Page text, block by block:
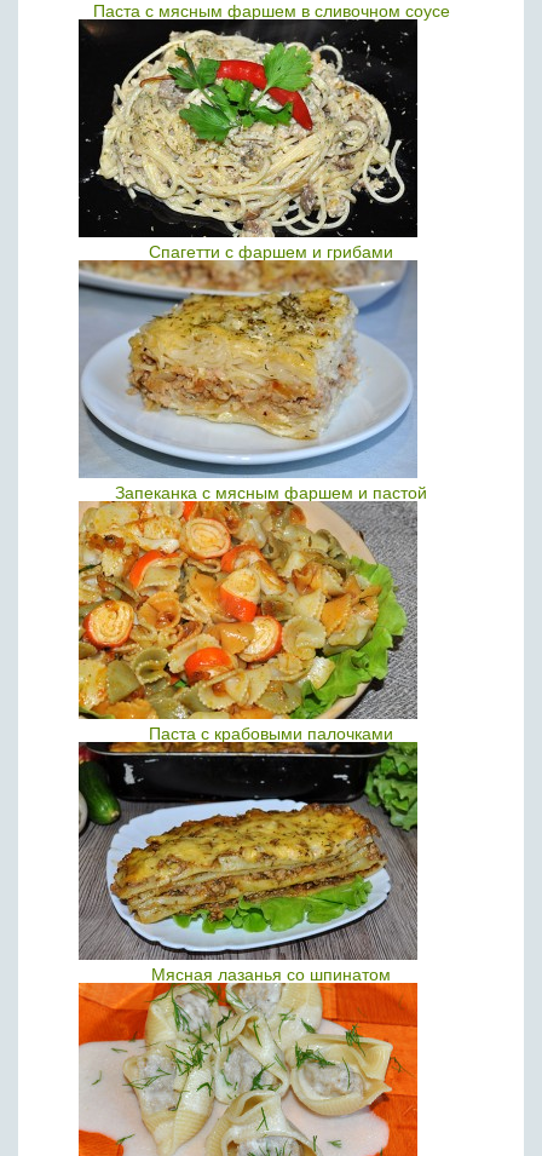
Паста с мясным фаршем в сливочном соусе
Спагетти с фаршем и грибами
Запеканка с мясным фаршем и пастой
Паста с крабовыми палочками
Мясная лазанья со шпинатом